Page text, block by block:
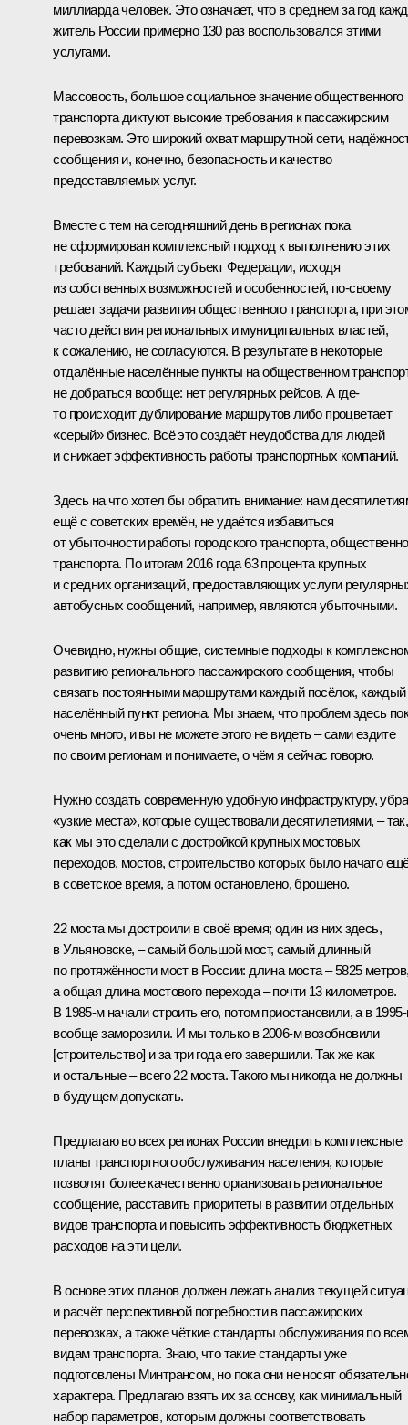
миллиарда человек. Это означает, что в среднем за год
житель России примерно 130 раз воспользовался этими
услугами.
Массовость, большое социальное значение общественного
транспорта диктуют высокие требования к пассажирским
перевозкам. Это широкий охват маршрутной сети,
сообщения и, конечно, безопасность и качество
предоставляемых услуг.
Вместе с тем на сегодняшний день в регионах пока
не сформирован комплексный подход к выполнению этих
требований. Каждый субъект Федерации, исходя
из собственных возможностей и особенностей, по-своему
решает задачи развития общественного транспорта, при
часто действия региональных и муниципальных властей,
к сожалению, не согласуются. В результате в некоторые
отдалённые населённые пункты на общественном
не добраться вообще: нет регулярных рейсов. А где-
то происходит дублирование маршрутов либо процветает
«серый» бизнес. Всё это создаёт неудобства для людей
и снижает эффективность работы транспортных компаний.
Здесь на что хотел бы обратить внимание: нам
ещё с советских времён, не удаётся избавиться
от убыточности работы городского транспорта,
транспорта. По итогам 2016 года 63 процента крупных
и средних организаций, предоставляющих услуги
автобусных сообщений, например, являются убыточными.
Очевидно, нужны общие, системные подходы к
развитию регионального пассажирского сообщения, чтобы
связать постоянными маршрутами каждый посёлок, каждый
населённый пункт региона. Мы знаем, что проблем здесь
очень много, и вы не можете этого не видеть – сами ездите
по своим регионам и понимаете, о чём я сейчас говорю.
Нужно создать современную удобную инфраструктуру,
«узкие места», которые существовали десятилетиями, – так,
как мы это сделали с достройкой крупных мостовых
переходов, мостов, строительство которых было начато
в советское время, а потом остановлено, брошено.
22 моста мы достроили в своё время; один из них здесь,
в Ульяновске, – самый большой мост, самый длинный
по протяжённости мост в России: длина моста – 5825
а общая длина мостового перехода – почти 13 километров.
В 1985-м начали строить его, потом приостановили, а в
вообще заморозили. И мы только в 2006-м возобновили
[строительство] и за три года его завершили. Так же как
и остальные – всего 22 моста. Такого мы никогда не должны
в будущем допускать.
Предлагаю во всех регионах России внедрить комплексные
планы транспортного обслуживания населения, которые
позволят более качественно организовать региональное
сообщение, расставить приоритеты в развитии отдельных
видов транспорта и повысить эффективность бюджетных
расходов на эти цели.
В основе этих планов должен лежать анализ текущей
и расчёт перспективной потребности в пассажирских
перевозках, а также чёткие стандарты обслуживания по
видам транспорта. Знаю, что такие стандарты уже
подготовлены Минтрансом, но пока они не носят
характера. Предлагаю взять их за основу, как минимальный
набор параметров, которым должны соответствовать